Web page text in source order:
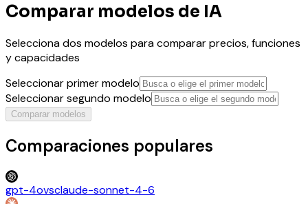
Comparar modelos de IA
Selecciona dos modelos para comparar precios, funciones
y capacidades
Seleccionar primer modelo
Seleccionar segundo modelo
Comparar modelos
Comparaciones populares
gpt-4ovsclaude-sonnet-4-6